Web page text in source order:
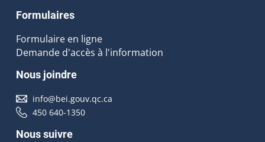
Formulaires
Formulaire en ligne
Demande d'accès à l'information
Nous joindre
info@bei.gouv.qc.ca
450 640-1350
Nous suivre